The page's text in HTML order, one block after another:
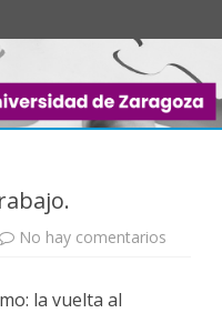
No hay comentarios
la vuelta al